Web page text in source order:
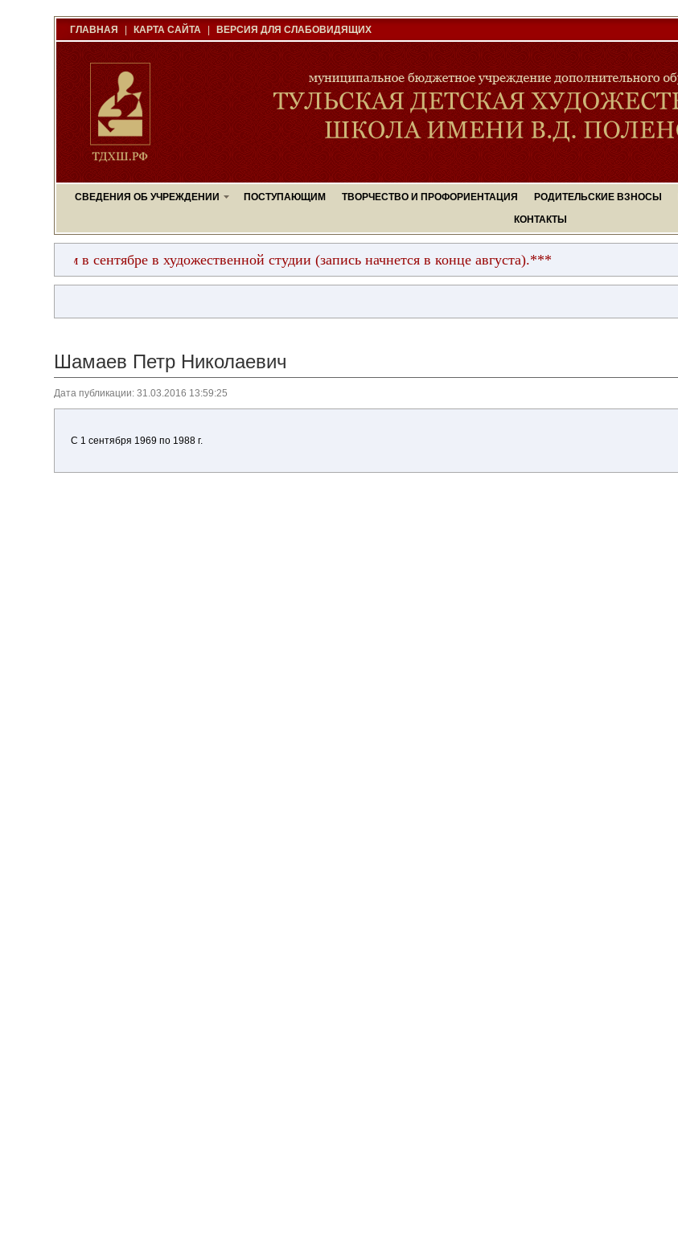
ГЛАВНАЯ КАРТА САЙТА ВЕРСИЯ ДЛЯ СЛАБОВИДЯЩИХ
СВЕДЕНИЯ ОБ УЧРЕЖДЕНИИ ПОСТУПАЮЩИМ ТВОРЧЕСТВО И ПРОФОРИЕНТАЦИЯ РОДИТЕЛЬСКИЕ ВЗНОСЫ
КОНТАКТЫ
в сентябре в художественной студии (запись начнется в конце августа).***
Шамаев Петр Николаевич
Дата публикации: 31.03.2016 13:59:25
С 1 сентября 1969 по 1988 г.